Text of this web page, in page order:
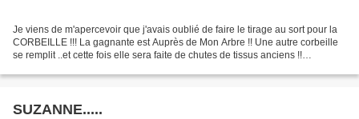
Je viens de m'apercevoir que j'avais oublié de faire le tirage au sort pour la
CORBEILLE !!! La gagnante est Auprès de Mon Arbre !! Une autre corbeille
se remplit ..et cette fois elle sera faite de chutes de tissus anciens !!
SUZANNE.....